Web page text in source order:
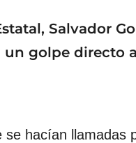
Salvador
golpe directo
se hacían llamadas